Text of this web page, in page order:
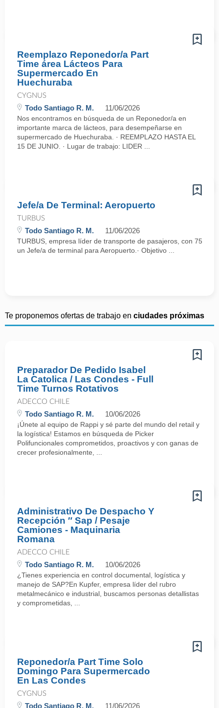
Reemplazo Reponedor/a Part
Time área Lácteos Para
Supermercado En
Huechuraba
CYGNUS
Todo Santiago R. M. 11/06/2026
Nos encontramos en búsqueda de un Reponedor/a en
importante marca de lácteos, para desempeñarse en
supermercado de Huechuraba. · REEMPLAZO HASTA EL
15 DE JUNIO. · Lugar de trabajo: LIDER ...
Jefe/a De Terminal: Aeropuerto
TURBUS
Todo Santiago R. M. 11/06/2026
TURBUS, empresa líder de transporte de pasajeros, con 75
un Jefe/a de terminal para Aeropuerto.· Objetivo ...
Te proponemos ofertas de trabajo en ciudades próximas
Preparador De Pedido Isabel
La Catolica / Las Condes - Full
Time Turnos Rotativos
ADECCO CHILE
Todo Santiago R. M. 10/06/2026
¡Únete al equipo de Rappi y sé parte del mundo del retail y
la logística! Estamos en búsqueda de Picker
Polifuncionales comprometidos, proactivos y con ganas de
crecer profesionalmente, ...
Administrativo De Despacho Y
Recepción ″ Sap / Pesaje
Camiones - Maquinaria
Romana
ADECCO CHILE
Todo Santiago R. M. 10/06/2026
¿Tienes experiencia en control documental, logística y
manejo de SAP?En Kupfer, empresa líder del rubro
metalmecánico e industrial, buscamos personas detallistas
y comprometidas, ...
Reponedor/a Part Time Solo
Domingo Para Supermercado
En Las Condes
CYGNUS
Todo Santiago R. M. 11/06/2026